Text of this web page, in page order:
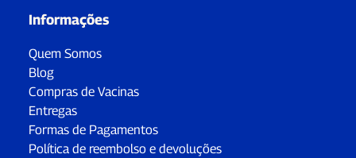
Informações
Quem Somos
Blog
Compras de Vacinas
Entregas
Formas de Pagamentos
Política de reembolso e devoluções